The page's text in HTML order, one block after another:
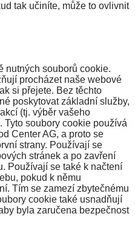
tak učiníte, může to ovlivnit
nutných souborů cookie.
procházet naše webové
si přejete. Bez těchto
poskytovat základní služby,
(tj. výběr vašeho
Tyto soubory cookie používá
Center AG, a proto se
strany. Používají se
stránek a po zavření
Používají se také k načtení
pokud k němu
Tím se zamezí zbytečnému
cookie také usnadňují
byla zaručena bezpečnost